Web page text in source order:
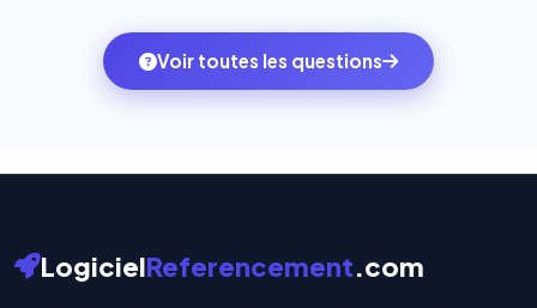
ambitions du moment — sans perdre vos données ni
votre historique.
monde. Vos données bancaires ne transitent jamais
par nos serveurs — elles sont gérées directement et
Voir toutes les questions
LogicielReferencement.com